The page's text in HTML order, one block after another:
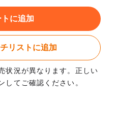
トに追加
リストに追加
状況が異なります。正しい
してご確認ください。